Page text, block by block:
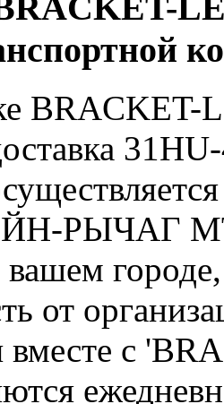
BRACKET-
РЫЧАГ
от
вместе с